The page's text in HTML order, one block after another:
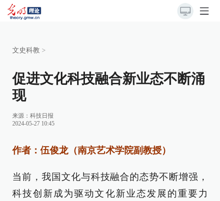
文史科教 >
促进文化科技融合新业态不断涌
现
来源： 科技日报
2024-05-27 10:45
作者：伍俊龙（南京艺术学院副教授）
当前，我国文化与科技融合的态势不断增强，
科技创新成为驱动文化新业态发展的重要力